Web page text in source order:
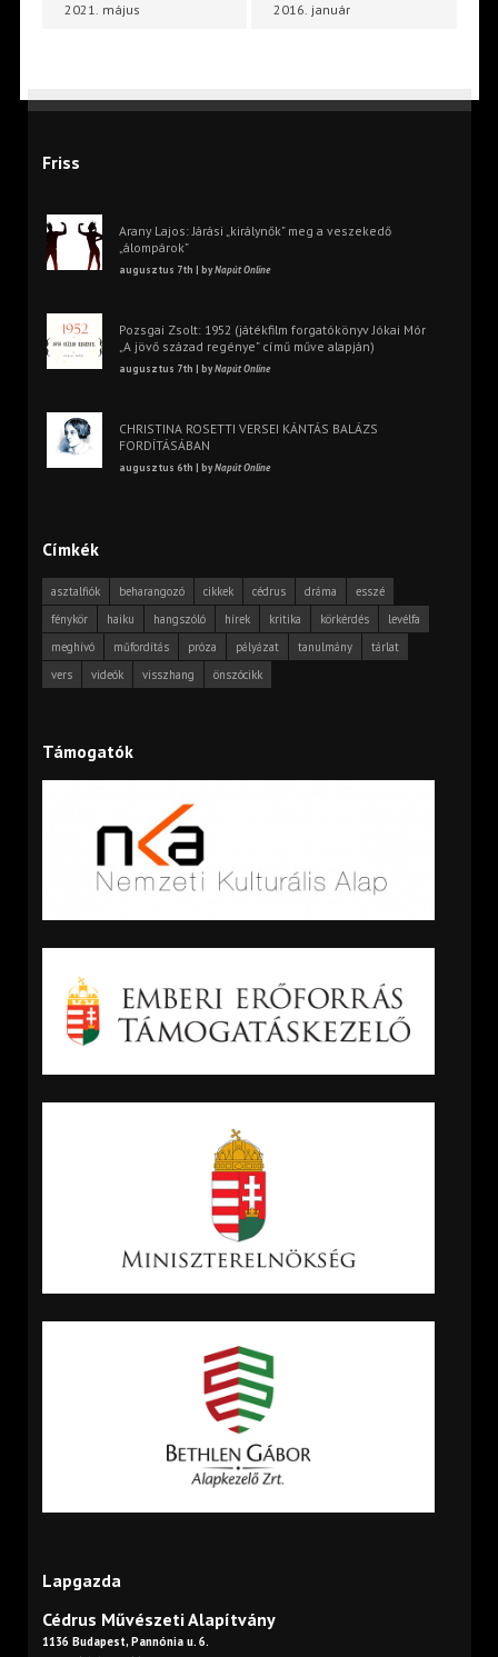
2021. május 2016. január
Friss
Arany Lajos: Járási „királynők” meg a veszekedő
„álompárok”
augusztus 7th | byNapút Online
Pozsgai Zsolt: 1952 (játékfilm forgatókönyv Jókai Mór
„A jövő század regénye” című műve alapján)
augusztus 7th | byNapút Online
CHRISTINA ROSETTI VERSEI KÁNTÁS BALÁZS
FORDÍTÁSÁBAN
augusztus 6th | byNapút Online
Címkék
asztalfiók beharangozó cikkek cédrus dráma
esszé
fénykör
haiku hangszóló hírek kritika körkérdés
levélfa
meghívó
műfordítás próza pályázat tanulmány
tárlat
vers
videók visszhang önszócikk
Támogatók
Lapgazda
Cédrus Művészeti Alapítvány
1136 Budapest, Pannónia u. 6.